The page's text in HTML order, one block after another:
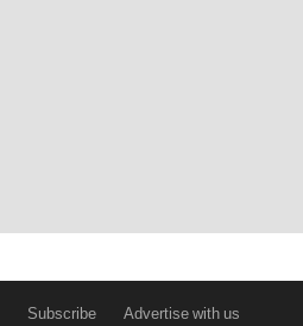
Subscribe
Advertise with us